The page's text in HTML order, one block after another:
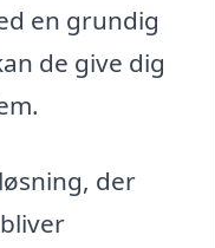
en grundig
de give dig
der